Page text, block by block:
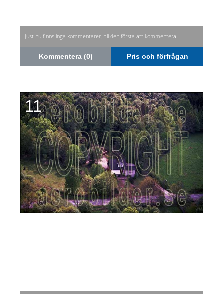
Just nu finns inga kommentarer, bli den första att kommentera.
Kommentera (0) Pris och förfrågan
11